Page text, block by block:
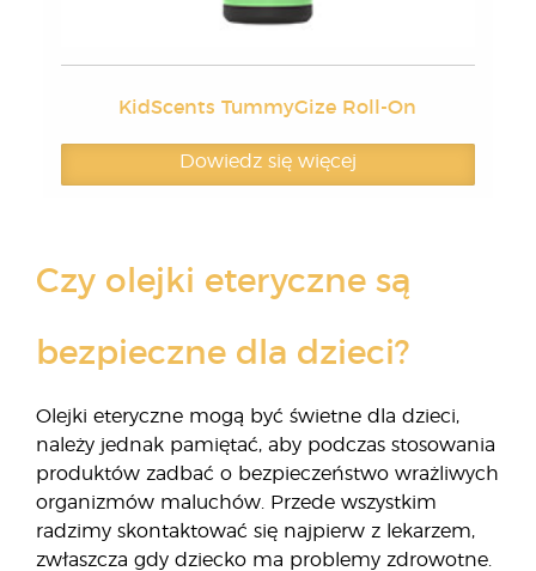
KidScents TummyGize Roll-On
Dowiedz się więcej
Czy olejki eteryczne są
bezpieczne dla dzieci?
Olejki eteryczne mogą być świetne dla dzieci,
należy jednak pamiętać, aby podczas stosowania
produktów zadbać o bezpieczeństwo wrażliwych
organizmów maluchów. Przede wszystkim
radzimy skontaktować się najpierw z lekarzem,
zwłaszcza gdy dziecko ma problemy zdrowotne.